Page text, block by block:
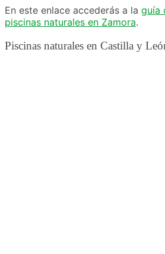
En este enlace accederás a la guía
piscinas naturales en Zamora.
Piscinas naturales en Castilla y